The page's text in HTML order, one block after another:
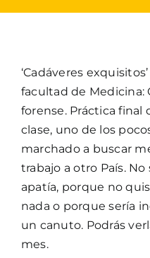
‘Cadáveres
facultad de Medicina:
forense. Práctica final
clase, uno de los
marchado a buscar
trabajo a otro País.
apatía, porque no
nada o porque sería
un canuto. Podrás
mes.